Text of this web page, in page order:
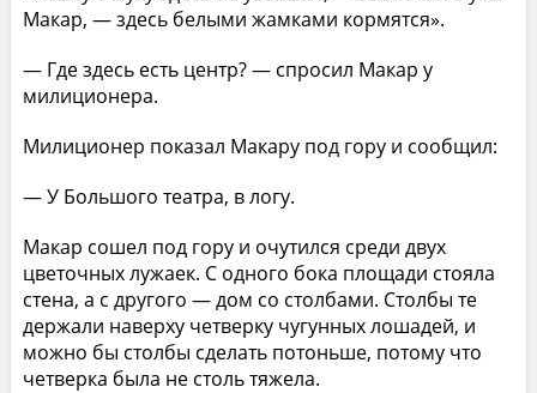
Макар, — здесь белыми жамками кормятся».
— Где здесь есть центр? — спросил Макар у
милиционера.
Милиционер показал Макару под гору и сообщил:
— У Большого театра, в логу.
Макар сошел под гору и очутился среди двух
цветочных лужаек. С одного бока площади стояла
стена, а с другого — дом со столбами. Столбы те
держали наверху четверку чугунных лошадей, и
можно бы столбы сделать потоньше, потому что
четверка была не столь тяжела.